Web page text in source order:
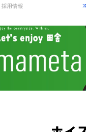
採用情報